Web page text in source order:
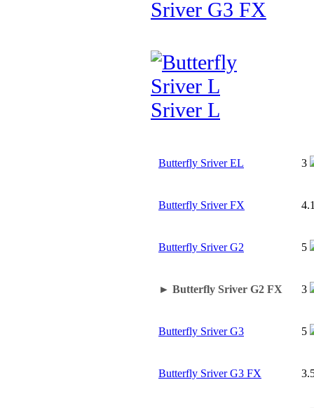
Sriver G3 FX
Sriver L
Butterfly Sriver EL 3
Butterfly Sriver FX
Butterfly Sriver G2 5
► Butterfly Sriver G2 FX 3
Butterfly Sriver G3 5
Butterfly Sriver G3 FX